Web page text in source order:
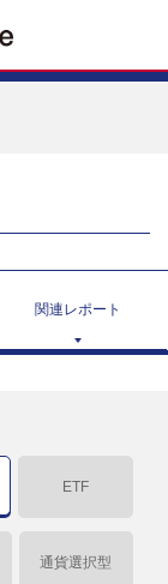
関連レポート
ETF
通貨選択型